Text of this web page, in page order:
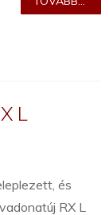
L
és
RX L